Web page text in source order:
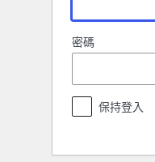
密碼
保持登入